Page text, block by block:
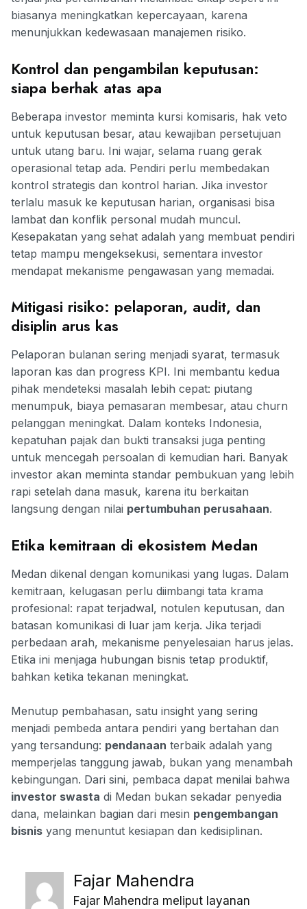
biasanya meningkatkan kepercayaan, karena
menunjukkan kedewasaan manajemen risiko.
Kontrol dan pengambilan keputusan:
siapa berhak atas apa
Beberapa investor meminta kursi komisaris, hak veto
untuk keputusan besar, atau kewajiban persetujuan
untuk utang baru. Ini wajar, selama ruang gerak
operasional tetap ada. Pendiri perlu membedakan
kontrol strategis dan kontrol harian. Jika investor
terlalu masuk ke keputusan harian, organisasi bisa
lambat dan konflik personal mudah muncul.
Kesepakatan yang sehat adalah yang membuat pendiri
tetap mampu mengeksekusi, sementara investor
mendapat mekanisme pengawasan yang memadai.
Mitigasi risiko: pelaporan, audit, dan
disiplin arus kas
Pelaporan bulanan sering menjadi syarat, termasuk
laporan kas dan progress KPI. Ini membantu kedua
pihak mendeteksi masalah lebih cepat: piutang
menumpuk, biaya pemasaran membesar, atau churn
pelanggan meningkat. Dalam konteks Indonesia,
kepatuhan pajak dan bukti transaksi juga penting
untuk mencegah persoalan di kemudian hari. Banyak
investor akan meminta standar pembukuan yang lebih
rapi setelah dana masuk, karena itu berkaitan
langsung dengan nilai pertumbuhan perusahaan.
Etika kemitraan di ekosistem Medan
Medan dikenal dengan komunikasi yang lugas. Dalam
kemitraan, kelugasan perlu diimbangi tata krama
profesional: rapat terjadwal, notulen keputusan, dan
batasan komunikasi di luar jam kerja. Jika terjadi
perbedaan arah, mekanisme penyelesaian harus jelas.
Etika ini menjaga hubungan bisnis tetap produktif,
bahkan ketika tekanan meningkat.
Menutup pembahasan, satu insight yang sering
menjadi pembeda antara pendiri yang bertahan dan
yang tersandung: pendanaan terbaik adalah yang
memperjelas tanggung jawab, bukan yang menambah
kebingungan. Dari sini, pembaca dapat menilai bahwa
investor swasta di Medan bukan sekadar penyedia
dana, melainkan bagian dari mesin pengembangan
bisnis yang menuntut kesiapan dan kedisiplinan.
Fajar Mahendra
Fajar Mahendra meliput layanan